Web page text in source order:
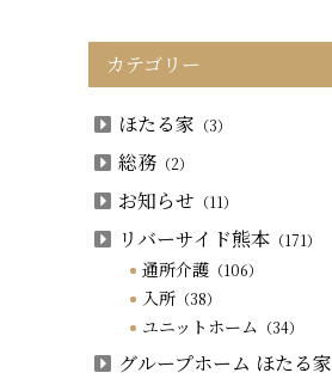
カテゴリー
ほたる家 （3）
総務（2）
お知らせ （11）
リバーサイド熊本（171）
通所介護（106）
入所（38）
ユニットホーム （34）
グループホーム ほたる家